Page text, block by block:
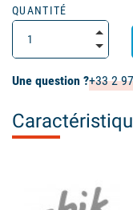
QUANTITÉ
Une question ?+33 2